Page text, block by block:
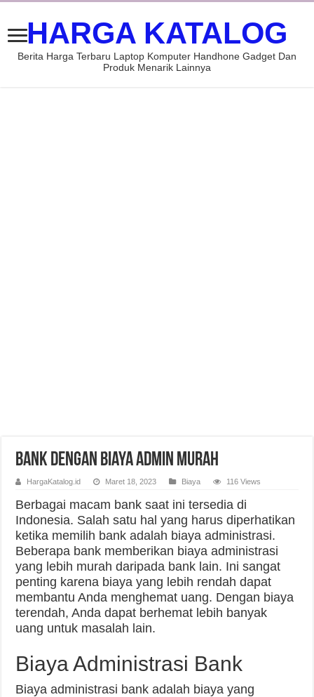
HARGA KATALOG
Berita Harga Terbaru Laptop Komputer Handhone Gadget Dan
Produk Menarik Lainnya
Bank dengan Biaya Admin Murah
HargaKatalog.id Maret 18, 2023 Biaya 116 Views
Berbagai macam bank saat ini tersedia di
Indonesia. Salah satu hal yang harus diperhatikan
ketika memilih bank adalah biaya administrasi.
Beberapa bank memberikan biaya administrasi
yang lebih murah daripada bank lain. Ini sangat
penting karena biaya yang lebih rendah dapat
membantu Anda menghemat uang. Dengan biaya
terendah, Anda dapat berhemat lebih banyak
uang untuk masalah lain.
Biaya Administrasi Bank
Biaya administrasi bank adalah biaya yang